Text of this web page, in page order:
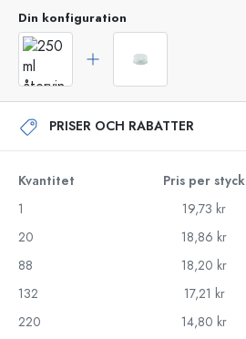
Din konfiguration
PRISER OCH RABATTER
Kvantitet Pris per styck
1
19,73 kr
20
18,86 kr
88
18,20 kr
132
17,21 kr
220
14,80 kr